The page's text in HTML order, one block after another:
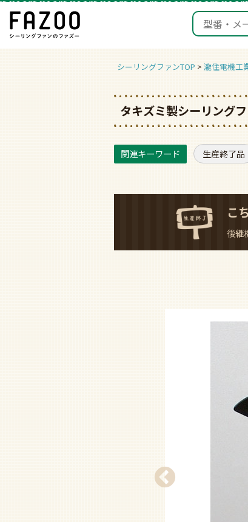
シーリングファンTOP 瀧住電機工
タキズミ製シーリング
生産終了品
こ
後継